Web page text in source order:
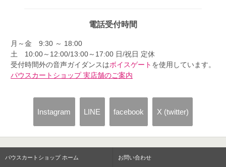
電話受付時間
月～金 9:30 ～ 18:00
土 10:00～12:00/13:00～17:00 日/祝日 定休
受付時間外の音声ガイダンスはボイスゲート を使用しています。
パウスカートショップ 実店舗のご案内
Instagram LINE facebook X (twitter)
パウスカートショップ ホーム お問い合わせ